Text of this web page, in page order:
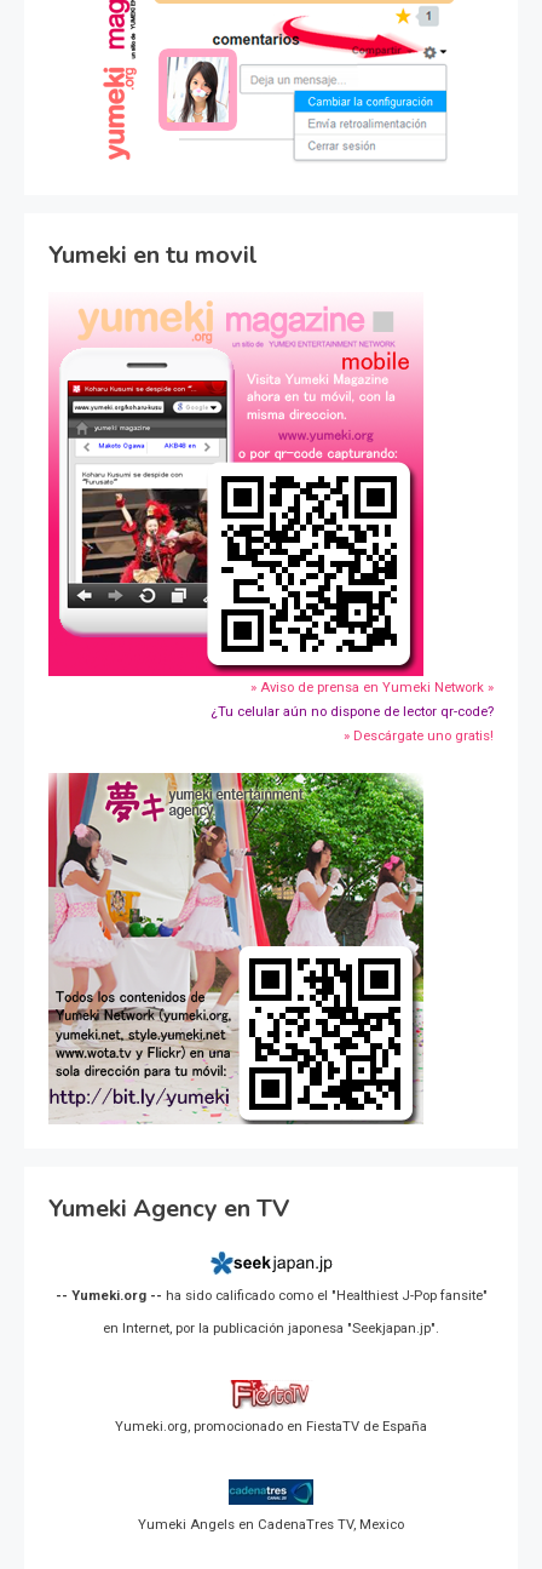
Yumeki en tu movil
» Aviso de prensa en Yumeki Network »
¿Tu celular aún no dispone de lector qr-code?
» Descárgate uno gratis!
Yumeki Agency en TV
-- Yumeki.org -- ha sido calificado como el "Healthiest J-Pop fansite"
en Internet, por la publicación japonesa "Seekjapan.jp".
Yumeki.org, promocionado en FiestaTV de España
Yumeki Angels en CadenaTres TV, Mexico